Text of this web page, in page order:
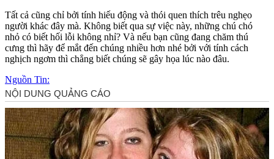
Tất cả cũng chỉ bởi tính hiếu động và thói quen thích trêu nghẹo
người khác đây mà. Không biết qua sự việc này, những chú chó
nhỏ có biết hối lỗi không nhỉ? Và nếu bạn cũng đang chăm thú
cưng thì hãy để mắt đến chúng nhiều hơn nhé bởi với tính cách
nghịch ngơm thì chẳng biết chúng sẽ gây họa lúc nào đâu.
Nguồn Tin: